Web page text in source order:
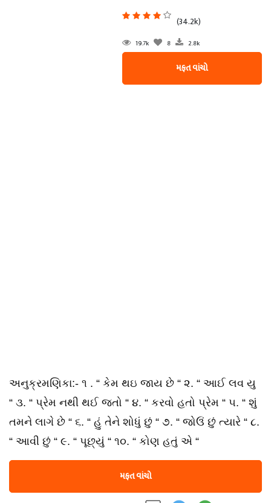
(34.2k)
19.7k 8 2.8k
મફત વાંચો
અનુક્રમણિકા:- ૧ . “ કેમ થઇ જાય છે “ ૨. “ આઈ લવ યુ
“ ૩. “ પ્રેમ નથી થઈ જતો “ ૪. “ કરવો હતો પ્રેમ “ ૫. “ શું
તમને લાગે છે “ ૬. “ હું તેને શોધું છું “ ૭. “ જોઉં છું ત્યારે “ ૮.
“ આવી છું “ ૯. “ પૂછ્યું “ ૧૦. “ કોણ હતું એ “
મફત વાંચો